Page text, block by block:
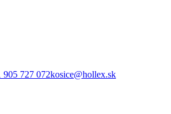
905 727 072kosice@hollex.sk